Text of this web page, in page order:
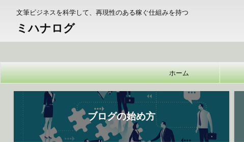
文筆ビジネスを科学して、再現性のある稼ぐ仕組みを持つ
ミハナログ
ホーム
ブログの始め方